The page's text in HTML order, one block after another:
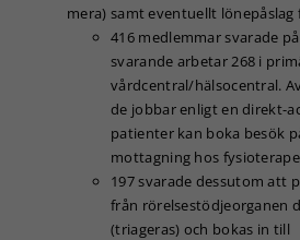
mera) samt eventuellt
416 medlemmar svarade
svarande arbetar 268 i
vårdcentral/hälsocentral.
de jobbar enligt en direkt-
patienter kan boka besök
mottagning hos
197 svarade dessutom att
från rörelsestödjeorganen
(triageras) och bokas in till